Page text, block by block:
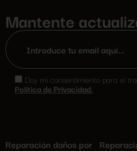
Mantente
Doy mi consentimiento para el
Política de Privacidad.
Reparación daños por